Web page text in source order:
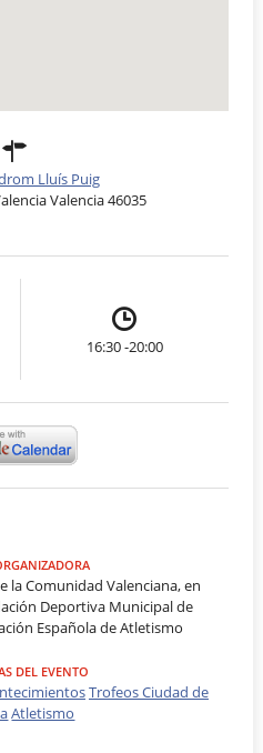
Lluís Puig
Valencia 46035
16:30 -20:00
la Comunidad Valenciana, en
Deportiva Municipal de
Española de Atletismo
DEL EVENTO
Trofeos Ciudad de
Atletismo